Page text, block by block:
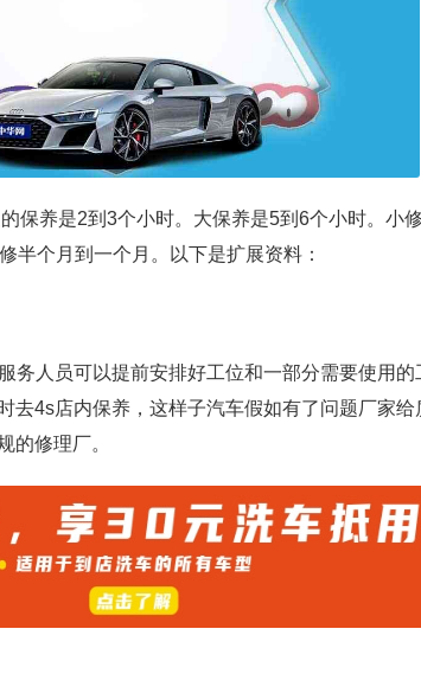
保养是2到3个小时。大保养是5到6个小时。小
半个月到一个月。以下是扩展资料：
务人员可以提前安排好工位和一部分需要使用
去4s店内保养，这样子汽车假如有了问题厂家
的修理厂。